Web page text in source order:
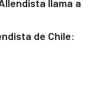
llama a
de Chile: